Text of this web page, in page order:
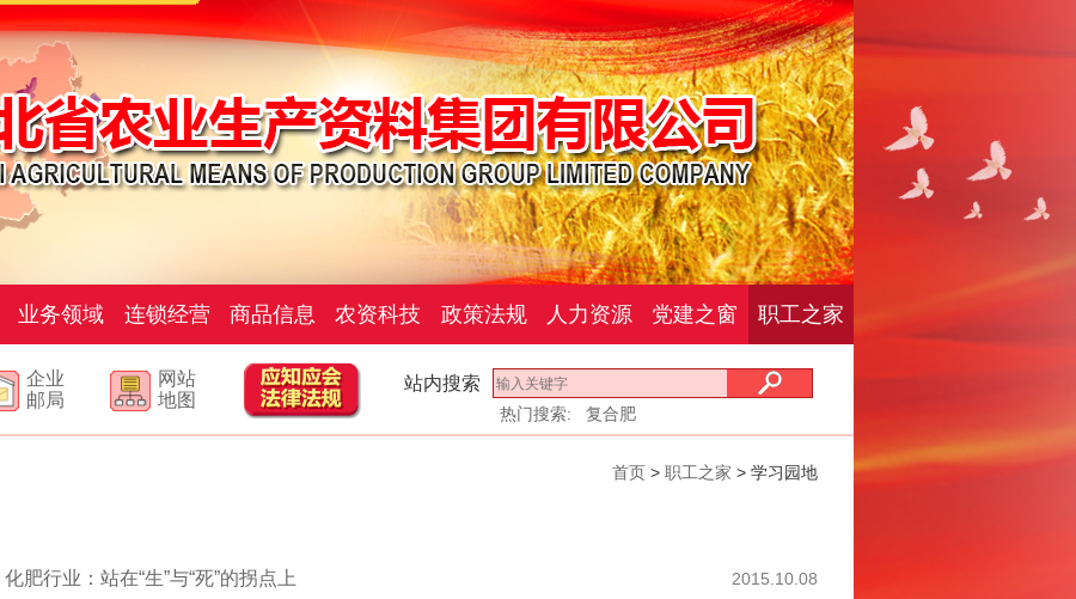
业务领域 连锁经营 商品信息 农资科技 政策法规 人力资源 党建之窗 职工之家
企业
邮局
网站
地图
站内搜索
热门搜索: 复合肥
首页 > 职工之家 > 学习园地
化肥行业：站在“生”与“死”的拐点上 2015.10.08